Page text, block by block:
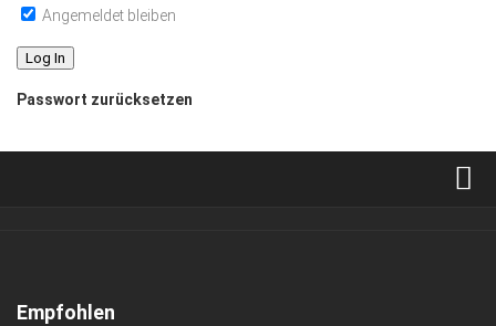
Angemeldet bleiben
Passwort zurücksetzen
Kontakt, Impressum
Empfohlen